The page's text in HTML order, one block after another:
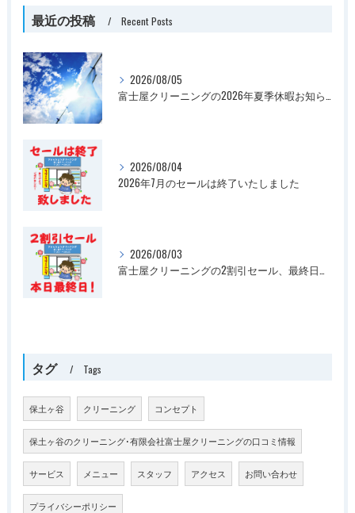
最近の投稿 Recent Posts
2026/08/05
富士屋クリーニングの2026年夏季休暇お知らせ
2026/08/04
2026年7月のセールは終了いたしました
2026/08/03
富士屋クリーニングの2割引セール、最終日です
タグ Tags
保土ヶ谷 クリーニング コンセプト
保土ヶ谷のクリーニング･有限会社富士屋クリーニングの口コミ情報
サービス メニュー スタッフ アクセス お問い合わせ
プライバシーポリシー